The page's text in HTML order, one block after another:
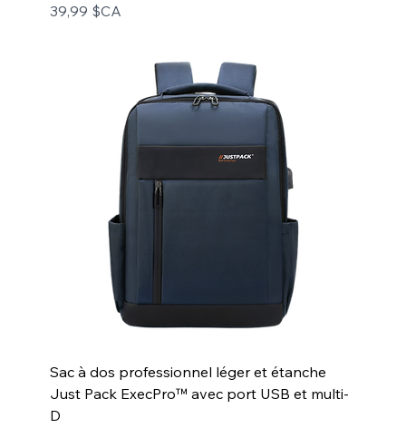
Prix
39,99 $CA
Sac à dos professionnel léger et étanche
Just Pack ExecPro™ avec port USB et multi-
D